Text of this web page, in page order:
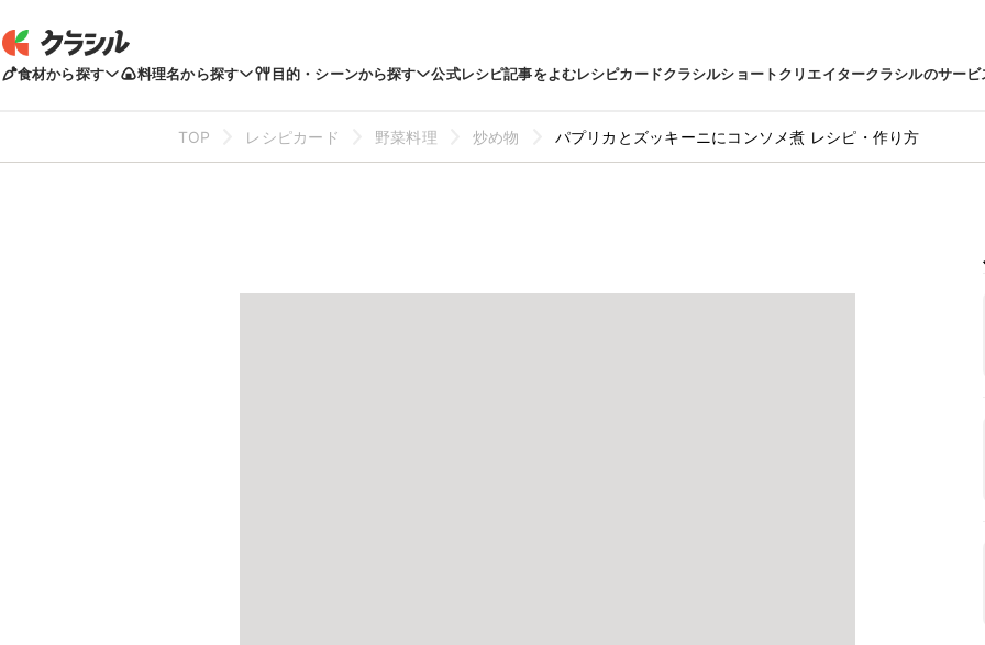
食材から探す 料理名から探す 目的・シーンから探す 公式レシピ記事をよむレシピカードクラシルショートクリエイタークラシルのサービ
TOP レシピカード 野菜料理 炒め物 パプリカとズッキーニにコンソメ煮 レシピ・作り方